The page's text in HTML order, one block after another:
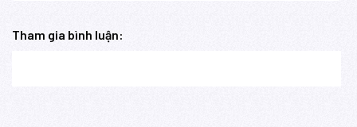
Tham gia bình luận: